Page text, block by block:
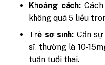
Khoảng cách:
không quá 5 liều
Trẻ sơ sinh: Cần
sĩ, thường là 10-
tuần tuổi thai.